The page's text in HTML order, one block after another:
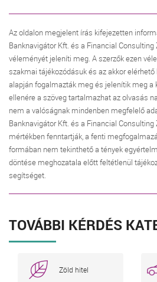
Az oldalon megjelent írás kifejezetten
Banknavigátor Kft. és a Financial
véleményét jeleníti meg. A szerzők ezen
szakmai tájékozódásuk és az akkor
alapján fogalmazták meg és jelenítik meg a
ellenére a szöveg tartalmazhat az olvasás
nem a valóságnak mindenben megfelelő
Banknavigátor Kft. és a Financial
mértékben fenntartják, a fenti
formában nem tekinthető a tények
döntése meghozatala előtt feltétlenül
segítséget.
TOVÁBBI KÉRDÉS
Zöld hitel